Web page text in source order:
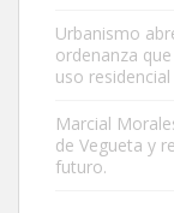
Leales.org » Gran
Urbanismo
ordenanza
uso
Marcial
de Vegueta y
futuro.